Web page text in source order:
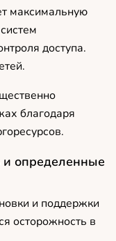
максимальную
доступа.
благодаря
и определенные
и поддержки
осторожность в